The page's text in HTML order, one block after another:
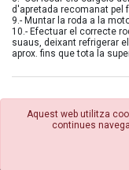
d'apretada recomanat pel
9.- Muntar la roda a la
10.- Efectuar el correcte
suaus, deixant refrigerar
aprox. fins que tota la
Aquest web utilitza
continues